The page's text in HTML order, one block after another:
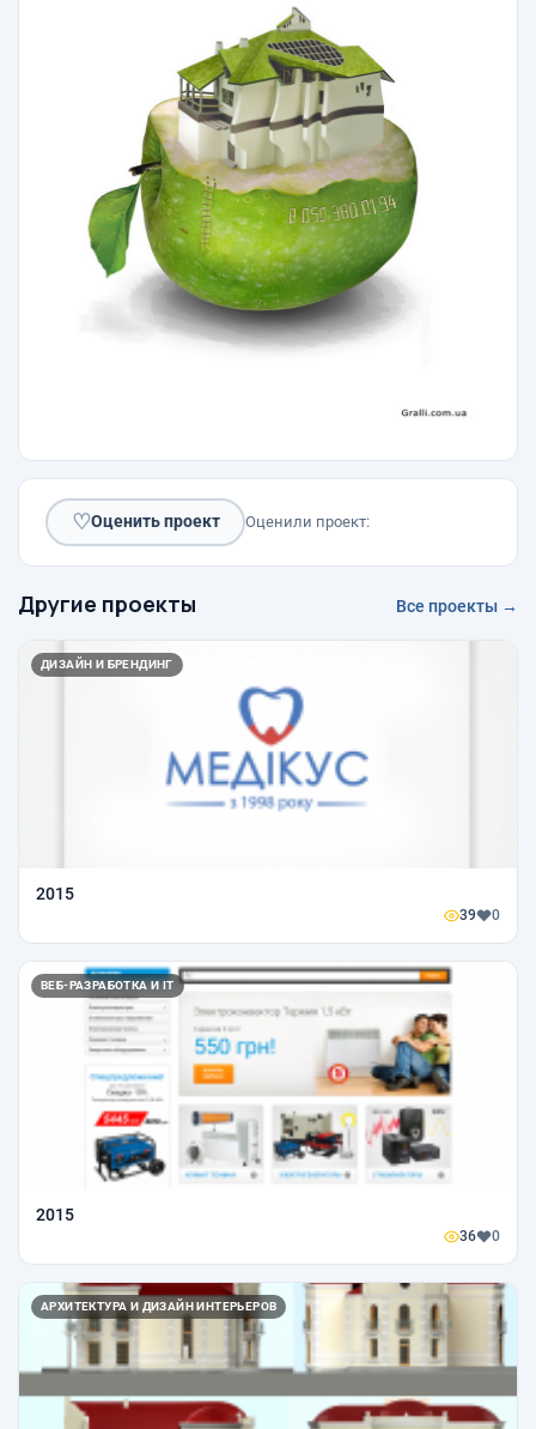
♡Оценить проект Оценили проект:
Другие проекты Все проекты →
ДИЗАЙН И БРЕНДИНГ
2015
39 0
ВЕБ-РАЗРАБОТКА И IT
2015
36 0
АРХИТЕКТУРА И ДИЗАЙН ИНТЕРЬЕРОВ